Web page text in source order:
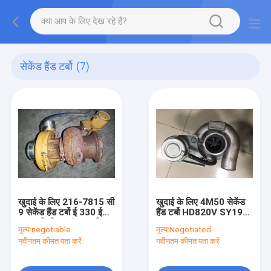
सेकेंड हैंड टर्बो (7)
खुदाई के लिए 216-7815 सी
9 सेकेंड हैंड टर्बो ई 330 ई
सामग्री:
मूल्य:negotiable
नवीनतम कीमत पता करें
खुदाई के लिए 4M50 सेकेंड
हैंड टर्बो HD820V SY195-
02140
मूल्य:Negotiated
नवीनतम कीमत पता करें